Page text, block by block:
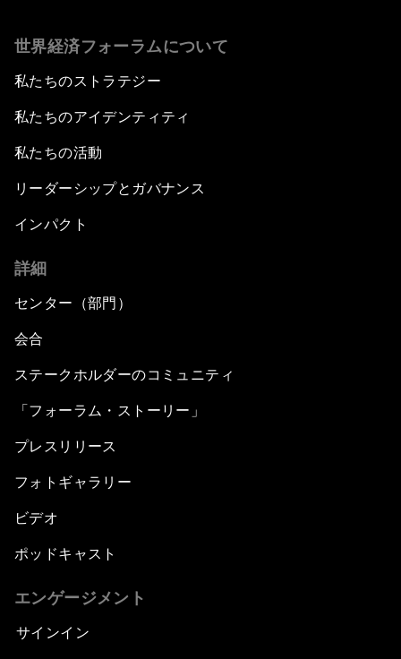
世界経済フォーラムについて
私たちのストラテジー
私たちのアイデンティティ
私たちの活動
リーダーシップとガバナンス
インパクト
詳細
センター（部門）
会合
ステークホルダーのコミュニティ
「フォーラム・ストーリー」
プレスリリース
フォトギャラリー
ビデオ
ポッドキャスト
エンゲージメント
サインイン